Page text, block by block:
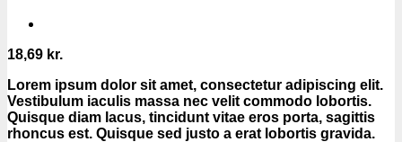
18,69 kr.
Lorem ipsum dolor sit amet, consectetur adipiscing elit.
Vestibulum iaculis massa nec velit commodo lobortis.
Quisque diam lacus, tincidunt vitae eros porta, sagittis
rhoncus est. Quisque sed justo a erat lobortis gravida.